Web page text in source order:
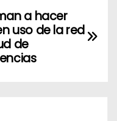
a hacer
uso de la red
de